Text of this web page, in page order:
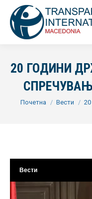
20 ГОДИНИ
You are here:
Почетна Вести
Вести